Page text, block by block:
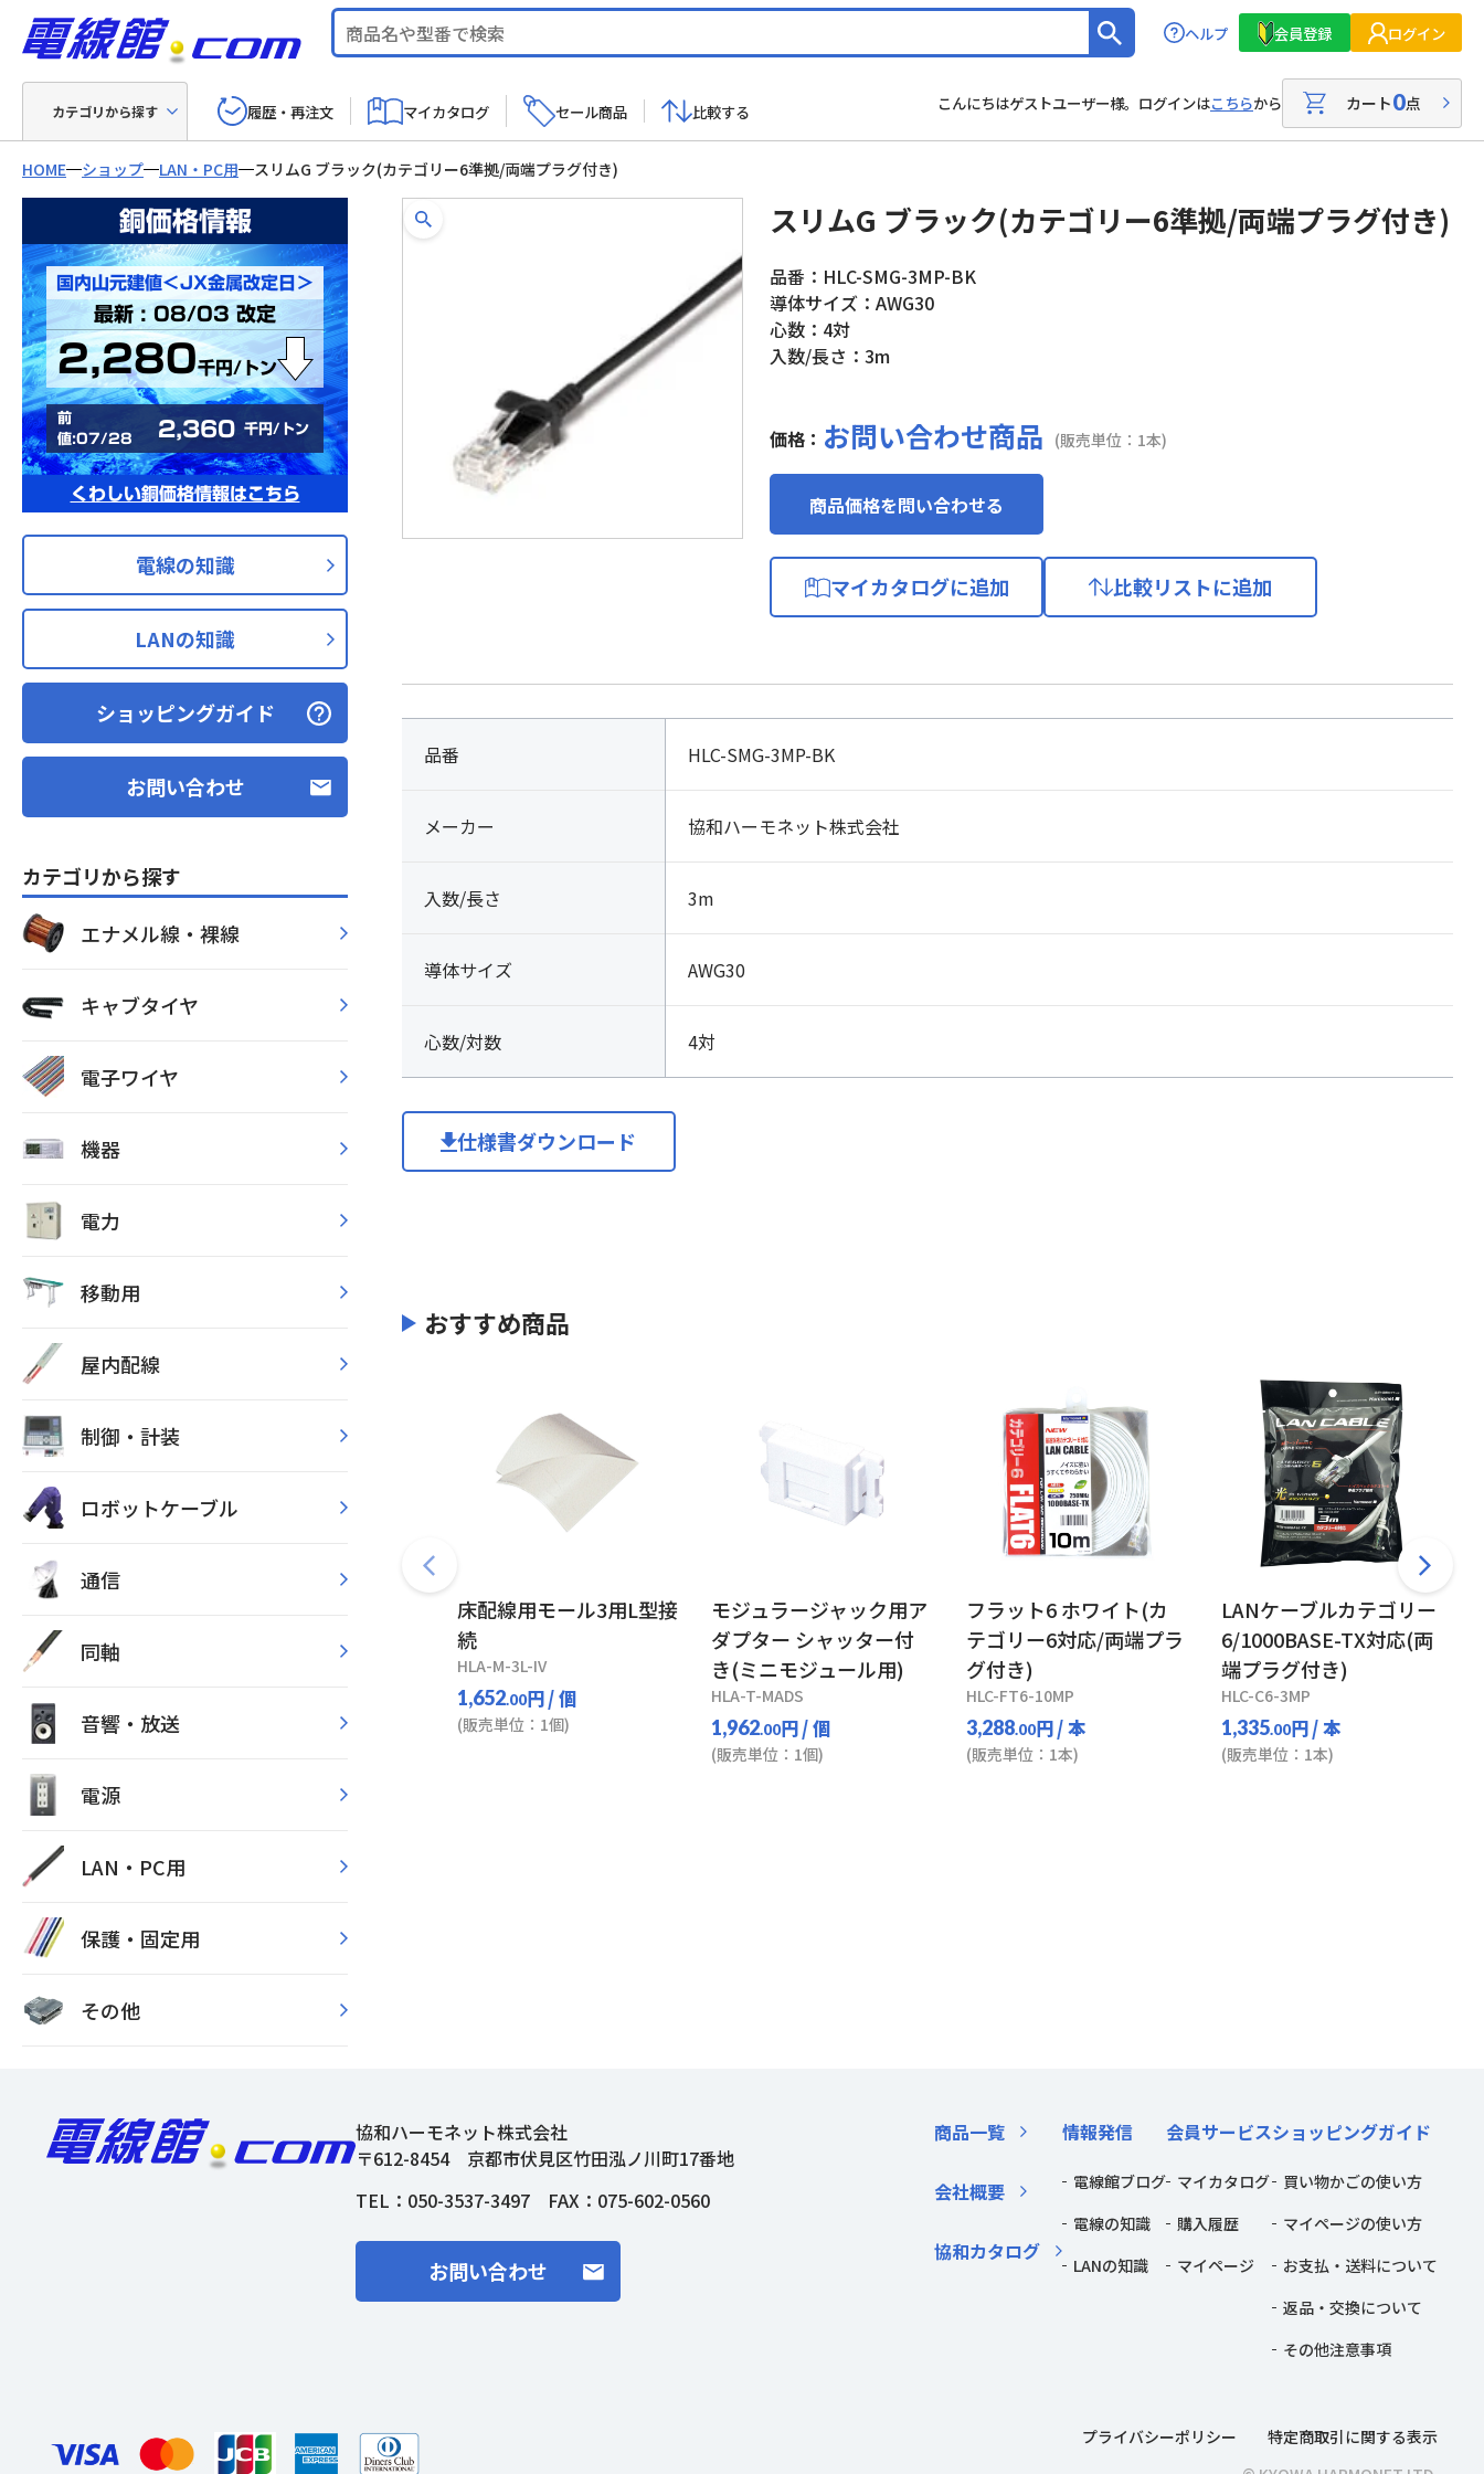
ヘルプ 会員登録 ログイン
カテゴリから探す 履歴・再注文 マイカタログ セール商品 比較する こんにちはゲストユーザー様。ログインはこちらから カート0点
HOME ショップ LAN・PC用 スリムG ブラック(カテゴリー6準拠/両端プラグ付き)
銅価格情報
国内山元建値＜JX金属改定日＞
最新 : 08/03 改定
2,280千円/トン
前
値:07/28
2,360 千円/トン
くわしい銅価格情報はこちら
電線の知識
LANの知識
ショッピングガイド
お問い合わせ
カテゴリから探す
エナメル線・裸線
キャブタイヤ
電子ワイヤ
機器
電力
移動用
屋内配線
制御・計装
ロボットケーブル
通信
同軸
音響・放送
電源
LAN・PC用
保護・固定用
その他
スリムG ブラック(カテゴリー6準拠/両端プラグ付き)
品番：HLC-SMG-3MP-BK
導体サイズ：AWG30
心数：4対
入数/長さ：3m
価格： お問い合わせ商品 (販売単位：1本)
商品価格を問い合わせる
マイカタログに追加 比較リストに追加
品番 HLC-SMG-3MP-BK
メーカー 協和ハーモネット株式会社
入数/長さ 3m
導体サイズ AWG30
心数/対数 4対
仕様書ダウンロード
おすすめ商品
床配線用モール3用L型接
続
HLA-M-3L-IV
1,652.00円/ 個
(販売単位：1個)
モジュラージャック用ア
ダプター シャッター付
き(ミニモジュール用)
HLA-T-MADS
1,962.00円/ 個
(販売単位：1個)
フラット6 ホワイト(カ
テゴリー6対応/両端プラ
グ付き)
HLC-FT6-10MP
3,288.00円/ 本
(販売単位：1本)
LANケーブルカテゴリー
6/1000BASE-TX対応(両
端プラグ付き)
HLC-C6-3MP
1,335.00円/ 本
(販売単位：1本)
協和ハーモネット株式会社
〒612-8454 京都市伏見区竹田泓ノ川町17番地
TEL： 050-3537-3497 FAX：075-602-0560
お問い合わせ
商品一覧
会社概要
協和カタログ
情報発信
電線館ブログ
電線の知識
LANの知識
会員サービス
マイカタログ
購入履歴
マイページ
ショッピングガイド
買い物かごの使い方
マイページの使い方
お支払・送料について
返品・交換について
その他注意事項
プライバシーポリシー
特定商取引に関する表示